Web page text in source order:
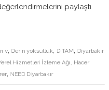
paylaştı.
v, Derin yoksulluk, DİTAM, Diyarbakır
Hizmetleri İzleme Ağı, Hacer
, NEED Diyarbakır